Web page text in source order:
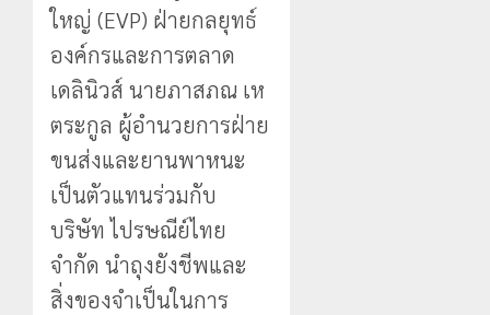
ใหญ่ (EVP) ฝ่ายกลยุทธ์
องค์กรและการตลาด
เดลินิวส์ นายภาสภณ เห
ตระกูล ผู้อำนวยการฝ่าย
ขนส่งและยานพาหนะ
เป็นตัวแทนร่วมกับ
บริษัท ไปรษณีย์ไทย
จำกัด นำถุงยังชีพและ
สิ่งของจำเป็นในการ